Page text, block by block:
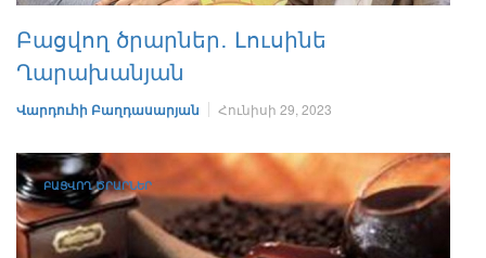
Բացվող ծրարներ․ Լուսինե
Ղարախանյան
Վարդուհի Բաղդասարյան Հունիսի 29, 2023
ԲԱՑՎՈՂ ԾՐԱՐՆԵՐ